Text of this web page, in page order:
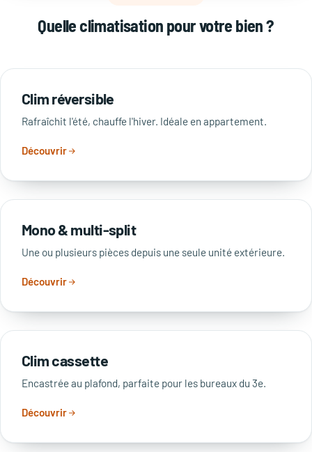
Quelle climatisation pour votre bien ?
Clim réversible
Rafraîchit l'été, chauffe l'hiver. Idéale en appartement.
Découvrir
Mono & multi-split
Une ou plusieurs pièces depuis une seule unité extérieure.
Découvrir
Clim cassette
Encastrée au plafond, parfaite pour les bureaux du 3e.
Découvrir